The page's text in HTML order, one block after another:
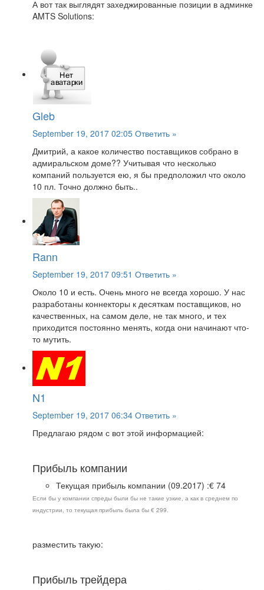
А вот так выглядят захеджированные позиции в админке
AMTS Solutions:
Gleb
September 19, 2017 02:05 Ответить »
Дмитрий, а какое количество поставщиков собрано в
адмиральском доме?? Учитывая что несколько
компаний пользуется ею, я бы предположил что около
10 пл. Точно должно быть..
Rann
September 19, 2017 09:51 Ответить »
Около 10 и есть. Очень много не всегда хорошо. У нас
разработаны коннекторы к десяткам поставщиков, но
качественных, на самом деле, не так много, и тех
приходится постоянно менять, когда они начинают что-
то мутить.
N1
September 19, 2017 06:34 Ответить »
Предлагаю рядом с вот этой информацией:
Прибыль компании
Текущая прибыль компании (09.2017) :€ 74
Если бы у компании спреды были бы не такие узкие, а как в среднем по
индустрии, то текущая прибыль была бы € 299.
разместить такую:
Прибыль трейдера